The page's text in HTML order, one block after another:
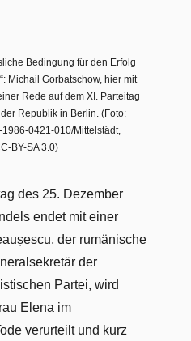
Bedingung für den Erfolg
Michail Gorbatschow, hier mit
Rede auf dem XI. Parteitag
Republik in Berlin. (Foto:
0421-010/Mittelstädt,
BY-SA 3.0)
des 25. Dezember
endet mit einer
der rumänische
der
Partei, wird
Elena im
verurteilt und kurz